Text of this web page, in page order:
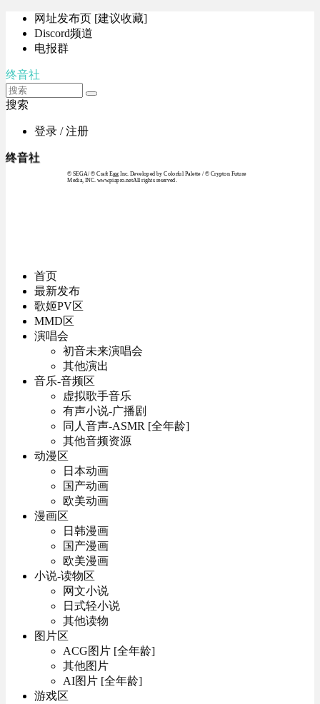
网址发布页 [建议收藏]
Discord频道
电报群
终音社
搜索
登录 / 注册
终音社
© SEGA / © Craft Egg Inc. Developed by Colorful Palette / © Crypton Future
Media, INC. www.piapro.netAll rights reserved.
首页
最新发布
歌姬PV区
MMD区
演唱会
初音未来演唱会
其他演出
音乐-音频区
虚拟歌手音乐
有声小说-广播剧
同人音声-ASMR [全年龄]
其他音频资源
动漫区
日本动画
国产动画
欧美动画
漫画区
日韩漫画
国产漫画
欧美漫画
小说-读物区
网文小说
日式轻小说
其他读物
图片区
ACG图片 [全年龄]
其他图片
AI图片 [全年龄]
游戏区